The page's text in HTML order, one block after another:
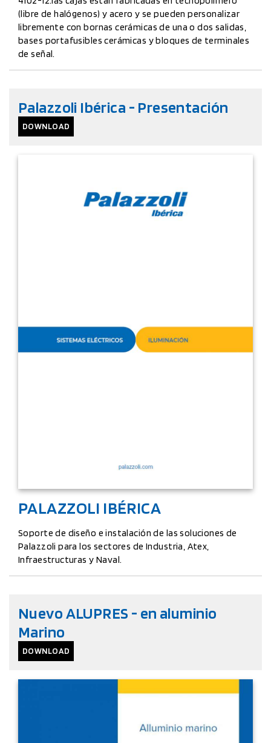
(libre de halógenos) y acero y se pueden personalizar
libremente con bornas cerámicas de una o dos salidas,
bases portafusibles cerámicas y bloques de terminales
de señal.
Palazzoli Ibérica - Presentación
DOWNLOAD
PALAZZOLI IBÉRICA
Soporte de diseño e instalación de las soluciones de
Palazzoli para los sectores de Industria, Atex,
Infraestructuras y Naval.
Nuevo ALUPRES - en aluminio
Marino
DOWNLOAD